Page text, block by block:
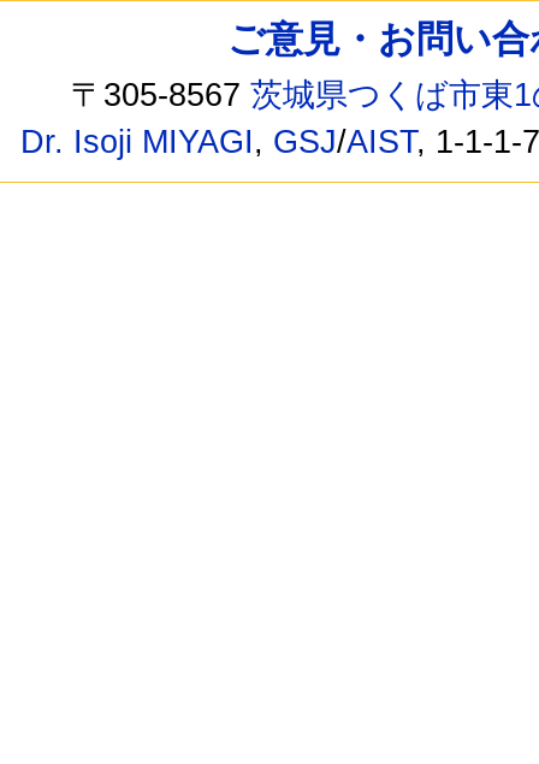
ご意見・お問い
〒305-8567茨城県つくば市東
Dr. Isoji MIYAGI, GSJ/AIST, 1-1-1-